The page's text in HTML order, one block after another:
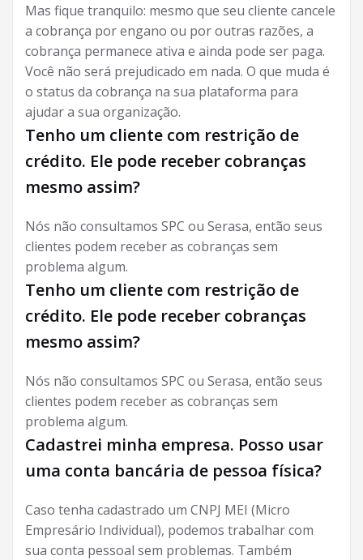
Mas fique tranquilo: mesmo que seu cliente cancele
a cobrança por engano ou por outras razões, a
cobrança permanece ativa e ainda pode ser paga.
Você não será prejudicado em nada. O que muda é
o status da cobrança na sua plataforma para
ajudar a sua organização.
Tenho um cliente com restrição de
crédito. Ele pode receber cobranças
mesmo assim?
Nós não consultamos SPC ou Serasa, então seus
clientes podem receber as cobranças sem
problema algum.
Tenho um cliente com restrição de
crédito. Ele pode receber cobranças
mesmo assim?
Nós não consultamos SPC ou Serasa, então seus
clientes podem receber as cobranças sem
problema algum.
Cadastrei minha empresa. Posso usar
uma conta bancária de pessoa física?
Caso tenha cadastrado um CNPJ MEI (Micro
Empresário Individual), podemos trabalhar com
sua conta pessoal sem problemas. Também